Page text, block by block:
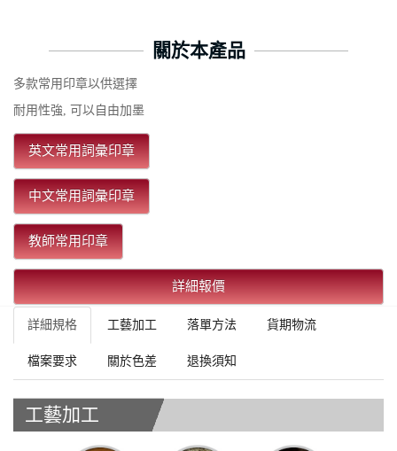
關於本產品
多款常用印章以供選擇
耐用性強, 可以自由加墨
英文常用詞彙印章
中文常用詞彙印章
教師常用印章
詳細報價
詳細規格 工藝加工 落單方法 貨期物流
檔案要求 關於色差 退換須知
工藝加工